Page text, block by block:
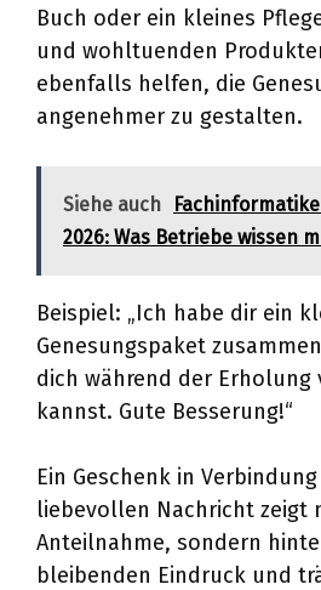
Buch oder ein kleines
und wohltuenden
ebenfalls helfen, die
angenehmer zu gestalten.
Siehe auch
2026: Was Betriebe wissen
Beispiel: „Ich habe dir ein
Genesungspaket
dich während der Erholung
kannst. Gute Besserung!“
Ein Geschenk in
liebevollen Nachricht zeigt
Anteilnahme, sondern
bleibenden Eindruck und